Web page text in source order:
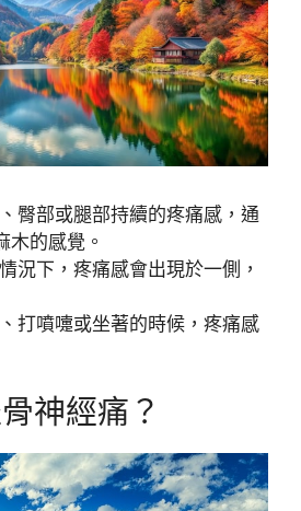
臀部或腿部持續的疼痛感，通
木的感覺。
況下，疼痛感會出現於一側，
、打噴嚏或坐著的時候，疼痛感
神經痛？